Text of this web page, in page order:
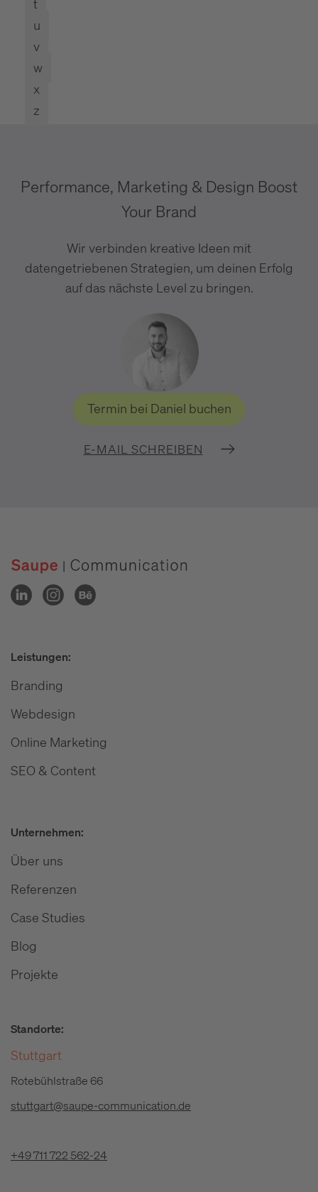
t
u
v
w
x
z
Performance, Marketing & Design Boost
Your Brand
Wir verbinden kreative Ideen mit
datengetriebenen Strategien, um deinen Erfolg
auf das nächste Level zu bringen.
Termin bei Daniel buchen
E-MAIL SCHREIBEN
Leistungen:
Branding
Webdesign
Online Marketing
SEO & Content
Unternehmen:
Über uns
Referenzen
Case Studies
Blog
Projekte
Standorte:
Stuttgart
Rotebühlstraße 66
stuttgart@saupe-communication.de
+49 711 722 562-24